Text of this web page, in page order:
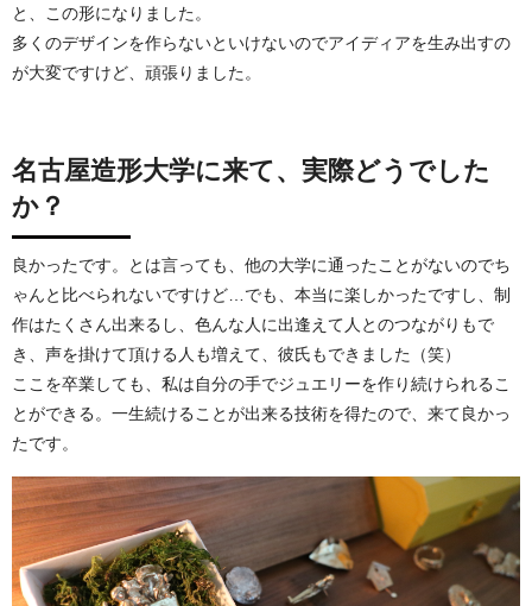
と、この形になりました。
多くのデザインを作らないといけないのでアイディアを生み出すの
が大変ですけど、頑張りました。
名古屋造形大学に来て、実際どうでした
か？
良かったです。とは言っても、他の大学に通ったことがないのでち
ゃんと比べられないですけど…でも、本当に楽しかったですし、制
作はたくさん出来るし、色んな人に出逢えて人とのつながりもで
き、声を掛けて頂ける人も増えて、彼氏もできました（笑）
ここを卒業しても、私は自分の手でジュエリーを作り続けられるこ
とができる。一生続けることが出来る技術を得たので、来て良かっ
たです。